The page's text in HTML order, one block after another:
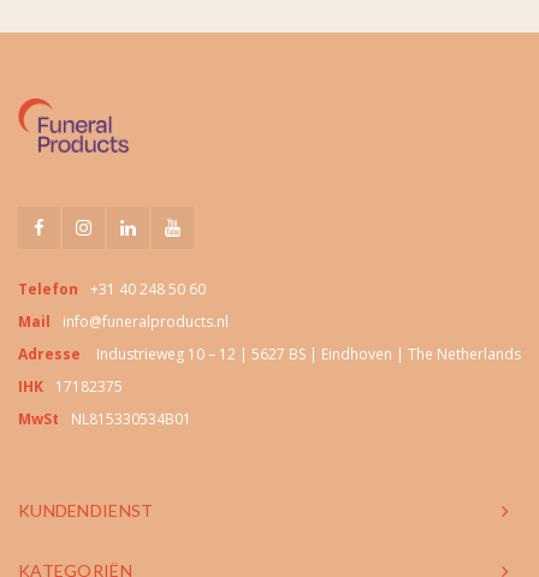
Telefon
+31 40 248 50 60
Mail
info@funeralproducts.nl
Adresse
Industrieweg 10 – 12 | 5627 BS | Eindhoven | The Netherlands
IHK
17182375
MwSt
NL815330534B01
KUNDENDIENST
KATEGORIËN